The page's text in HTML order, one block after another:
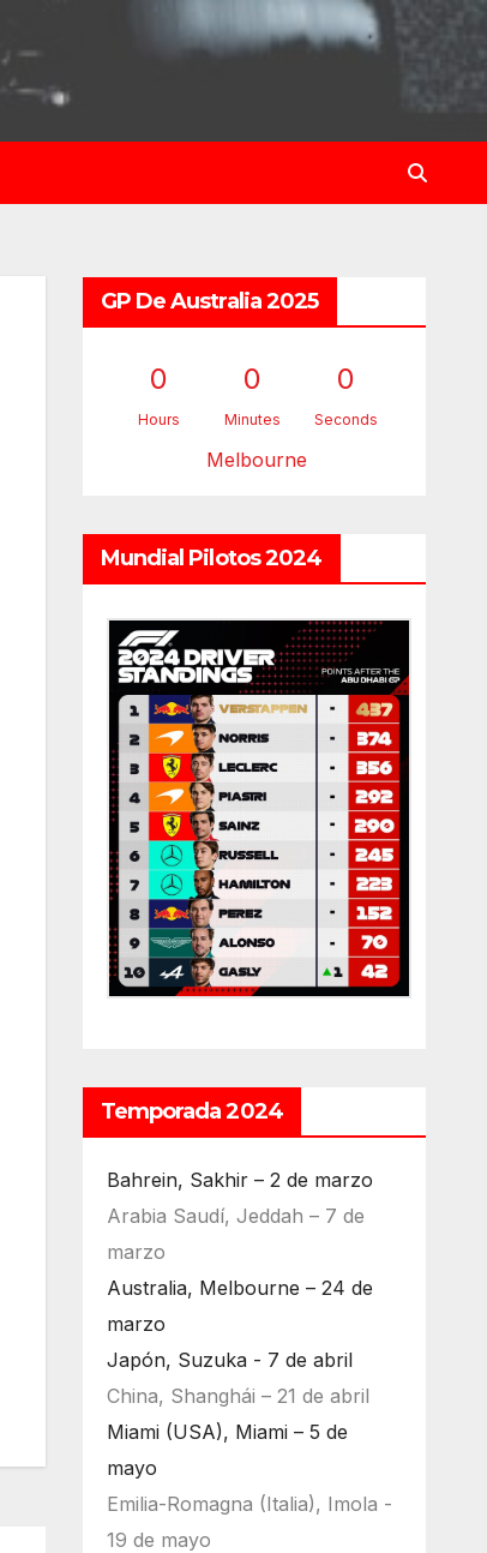
GP De Australia 2025
0
Hours
0
Minutes
0
Seconds
Melbourne
Mundial Pilotos 2024
Temporada 2024
Bahrein, Sakhir – 2 de marzo
Arabia Saudí, Jeddah – 7 de
marzo
Australia, Melbourne – 24 de
marzo
Japón, Suzuka - 7 de abril
China, Shanghái – 21 de abril
Miami (USA), Miami – 5 de
mayo
Emilia-Romagna (Italia), Imola -
19 de mayo